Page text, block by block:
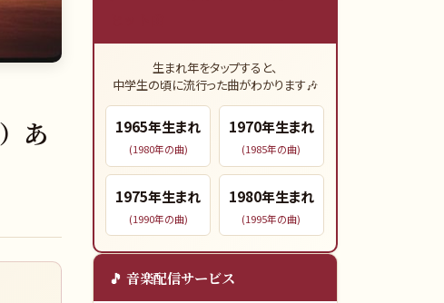
あ
生まれ年をタップすると、
中学生の頃に流行った曲がわかります🎶
1965年生まれ
(1980年の曲)
1970年生まれ
(1985年の曲)
1975年生まれ
(1990年の曲)
1980年生まれ
(1995年の曲)
🎵 音楽配信サービス